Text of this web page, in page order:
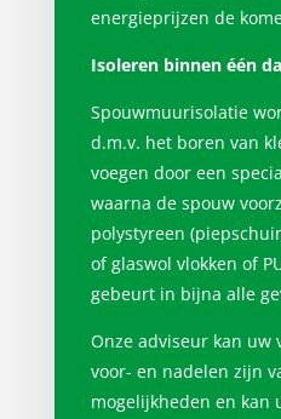
energieprijzen de
Isoleren binnen één
Spouwmuurisolatie
d.m.v. het boren van
voegen door een
waarna de spouw
polystyreen
of glaswol vlokken of
gebeurt in bijna alle
Onze adviseur kan uw
voor- en nadelen zijn
mogelijkheden en kan